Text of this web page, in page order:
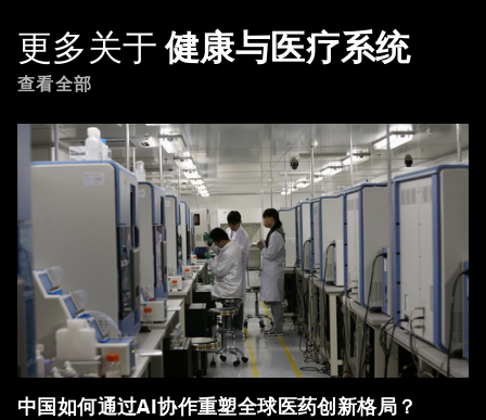
更多关于 健康与医疗系统
查看全部
中国如何通过AI协作重塑全球医药创新格局？